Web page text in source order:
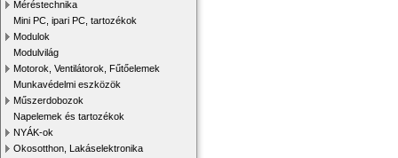
Méréstechnika
Mini PC, ipari PC, tartozékok
Modulok
Modulvilág
Motorok, Ventilátorok, Fűtőelemek
Munkavédelmi eszközök
Műszerdobozok
Napelemek és tartozékok
NYÁK-ok
Okosotthon, Lakáselektronika